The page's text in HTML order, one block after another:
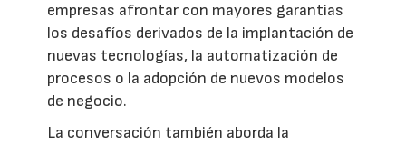
empresas afrontar con mayores garantías
los desafíos derivados de la implantación de
nuevas tecnologías, la automatización de
procesos o la adopción de nuevos modelos
de negocio.
La conversación también aborda la